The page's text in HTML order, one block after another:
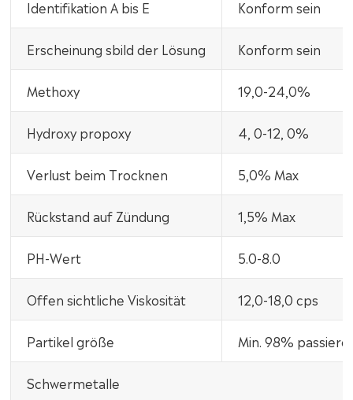
Identifikation A bis E Konform sein
Erscheinung sbild der Lösung Konform sein
Methoxy 19,0-24,0%
Hydroxy propoxy 4, 0-12, 0%
Verlust beim Trocknen 5,0% Max
Rückstand auf Zündung 1,5% Max
PH-Wert 5.0-8.0
Offen sichtliche Viskosität 12,0-18,0 cps
Partikel größe Min. 98%
Schwermetalle